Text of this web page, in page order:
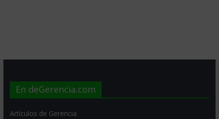
En deGerencia.com
Artículos de Gerencia